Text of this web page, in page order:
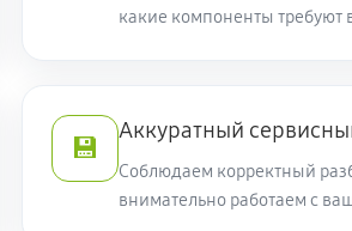
какие компоненты требуют
💾
Аккуратный
Соблюдаем корректный
внимательно работаем с